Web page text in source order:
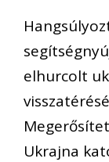
elhurcolt
Ukrajna